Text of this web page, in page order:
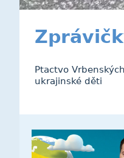
Ptactvo
ukrajinské děti